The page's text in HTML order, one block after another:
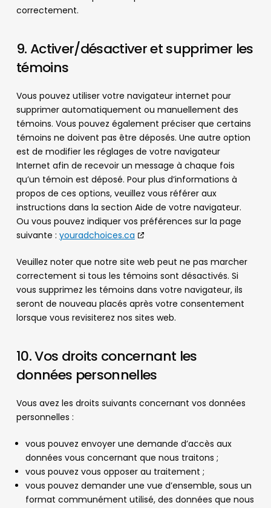
correctement.
9. Activer/désactiver et supprimer les
témoins
Vous pouvez utiliser votre navigateur internet pour
supprimer automatiquement ou manuellement des
témoins. Vous pouvez également préciser que certains
témoins ne doivent pas être déposés. Une autre option
est de modifier les réglages de votre navigateur
Internet afin de recevoir un message à chaque fois
qu’un témoin est déposé. Pour plus d’informations à
propos de ces options, veuillez vous référer aux
instructions dans la section Aide de votre navigateur.
Ou vous pouvez indiquer vos préférences sur la page
suivante : youradchoices.ca
Veuillez noter que notre site web peut ne pas marcher
correctement si tous les témoins sont désactivés. Si
vous supprimez les témoins dans votre navigateur, ils
seront de nouveau placés après votre consentement
lorsque vous revisiterez nos sites web.
10. Vos droits concernant les
données personnelles
Vous avez les droits suivants concernant vos données
personnelles :
vous pouvez envoyer une demande d’accès aux
données vous concernant que nous traitons ;
vous pouvez vous opposer au traitement ;
vous pouvez demander une vue d’ensemble, sous un
format communément utilisé, des données que nous